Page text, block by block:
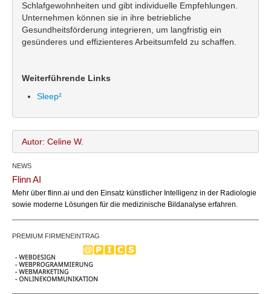
Schlafgewohnheiten und gibt individuelle Empfehlungen.
Unternehmen können sie in ihre betriebliche
Gesundheitsförderung integrieren, um langfristig ein
gesünderes und effizienteres Arbeitsumfeld zu schaffen.
Weiterführende Links
Sleep²
Autor: Celine W.
NEWS
Flinn AI
Mehr über flinn.ai und den Einsatz künstlicher Intelligenz in der Radiologie
sowie moderne Lösungen für die medizinische Bildanalyse erfahren.
PREMIUM FIRMENEINTRAG